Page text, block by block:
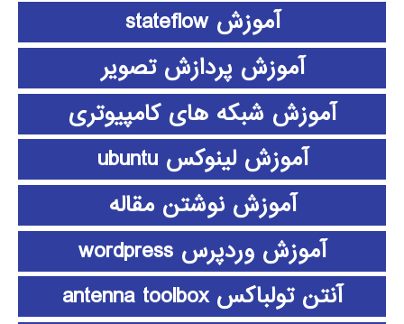
آموزش stateflow
آموزش پردازش تصویر
آموزش شبکه های کامپیوتری
آموزش لینوکس ubuntu
آموزش نوشتن مقاله
آموزش وردپرس wordpress
آنتن تولباکس antenna toolbox